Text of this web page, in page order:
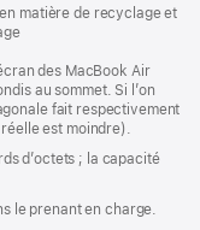
matière de recyclage et
des MacBook Air
au sommet. Si l’on
fait respectivement
est moindre).
d’octets ; la capacité
le prenant en charge.